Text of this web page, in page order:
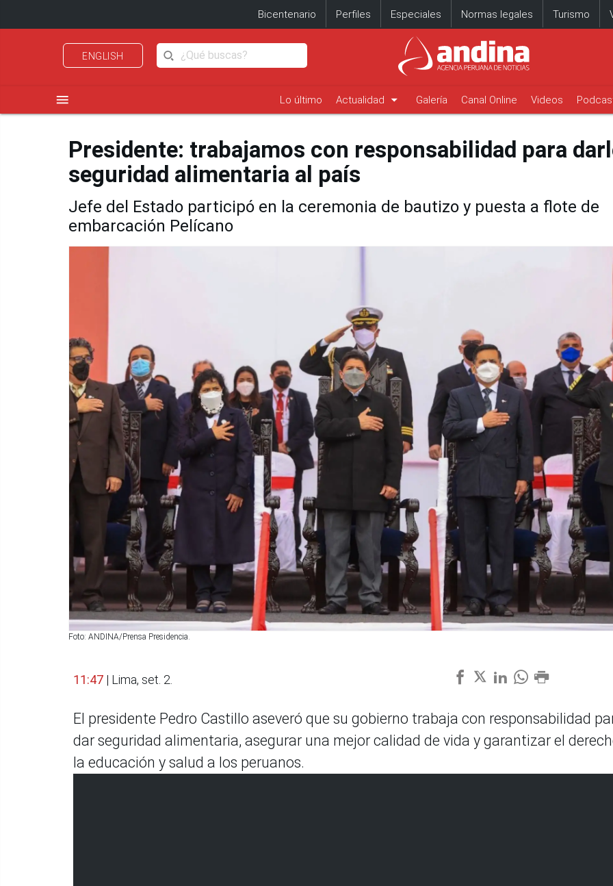
Bicentenario Perfiles Especiales Normas legales Turismo
ENGLISH
menu Lo último Actualidad arrow_drop_down Galería Canal Online Videos
Presidente: trabajamos con responsabilidad para
seguridad alimentaria al país
Jefe del Estado participó en la ceremonia de bautizo y puesta a flote de
embarcación Pelícano
Foto: ANDINA/Prensa Presidencia.
11:47 | Lima, set. 2.
El presidente Pedro Castillo aseveró que su gobierno trabaja con responsabilidad
dar seguridad alimentaria, asegurar una mejor calidad de vida y garantizar el
la educación y salud a los peruanos.